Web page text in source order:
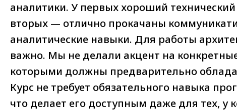
аналитики. У первых хороший технический
вторых — отлично прокачаны
аналитические навыки. Для работы
важно. Мы не делали акцент на
которыми должны предварительно
Курс не требует обязательного навыка
что делает его доступным даже для тех, у